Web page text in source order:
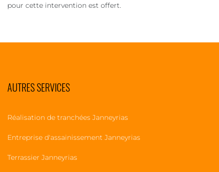
pour cette intervention est offert.
AUTRES SERVICES
Réalisation de tranchées Janneyrias
Entreprise d'assainissement Janneyrias
Terrassier Janneyrias